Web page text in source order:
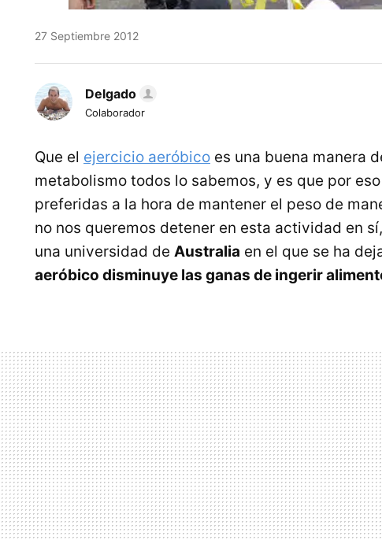
27 Septiembre 2012
Delgado
Colaborador
Que el ejercicio aeróbico es una buena manera
metabolismo todos lo sabemos, y es que por
preferidas a la hora de mantener el peso de
no nos queremos detener en esta actividad en
una universidad de Australia en el que se ha
aeróbico disminuye las ganas de ingerir